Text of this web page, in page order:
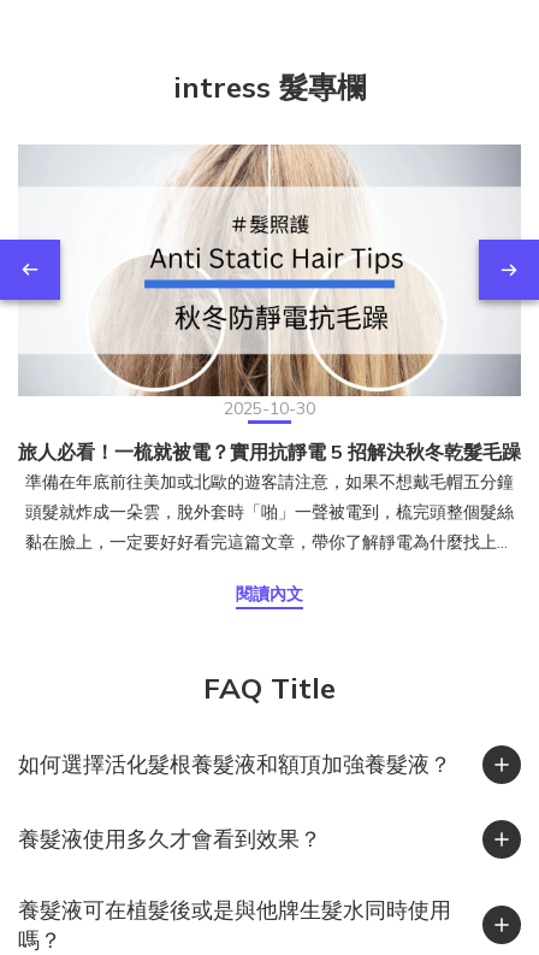
intress 髮專欄
2025-10-30
旅人必看！一梳就被電？實用抗靜電 5 招解決秋冬乾髮毛躁
準備在年底前往美加或北歐的遊客請注意，如果不想戴毛帽五分鐘
頭髮就炸成一朵雲，脫外套時「啪」一聲被電到，梳完頭整個髮絲
黏在臉上，一定要好好看完這篇文章，帶你了解靜電為什麼找上頭
方式。頭髮為什麼會產生靜電？靜電是摩擦生電的結果。當頭髮與
些電荷無法散去，就會停留在頭髮上，讓髮絲之間互相排斥、炸
靜電！台灣給人的印象是「濕答答」，但其實在 11 月到隔年 2 月
間，東北季風帶來冷空氣與乾燥氣流，加上許多人開除濕機或冷氣
間。北部常見「外濕內乾」、中部早晚溫差大、南部風大又乾燥，
很傷髮質靜電不只是造型問題，也反映出髮絲的乾燥狀態。研究指
出，靜電會增加髮絲摩擦力與梳理力，使頭髮更容易斷裂、角質層
閱讀內文
FAQ Title
如何選擇活化髮根養髮液和額頂加強養髮液？
養髮液使用多久才會看到效果？
養髮液可在植髮後或是與他牌生髮水同時使用
嗎？